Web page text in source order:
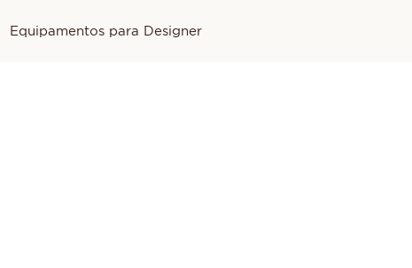
Equipamentos para Designer